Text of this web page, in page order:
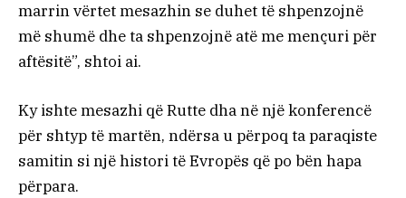
marrin vërtet mesazhin se duhet të shpenzojnë
më shumë dhe ta shpenzojnë atë me mençuri për
aftësitë”, shtoi ai.
Ky ishte mesazhi që Rutte dha në një konferencë
për shtyp të martën, ndërsa u përpoq ta paraqiste
samitin si një histori të Evropës që po bën hapa
përpara.